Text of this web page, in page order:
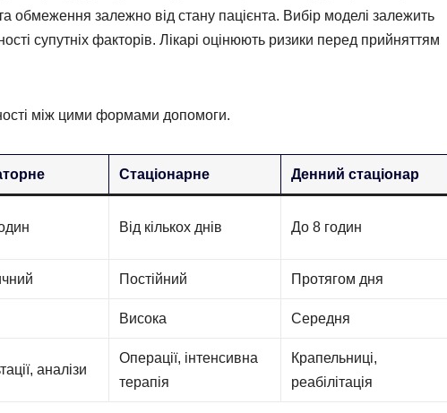
обмеження залежно від стану пацієнта. Вибір моделі залежить
супутніх факторів. Лікарі оцінюють ризики перед прийняттям
між цими формами допомоги.
Стаціонарне Денний стаціонар
Від кількох днів До 8 годин
Постійний Протягом дня
Висока Середня
аналізи
Операції, інтенсивна
терапія
Крапельниці,
реабілітація